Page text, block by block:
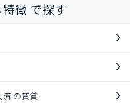
徴 で探す
の賃貸